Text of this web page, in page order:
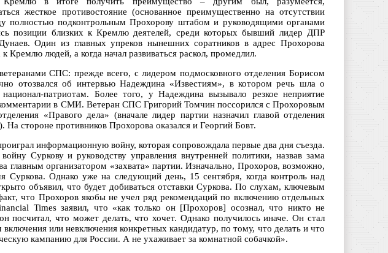
жесткое противостояние (основанное преимущественно на отсутствии
полностью подконтрольным Прохорову штабом и руководящими органами
позиции близких к Кремлю деятелей, среди которых бывший лидер ДПР
Один из главных упреков нынешних соратников в адрес Прохорова
Кремлю людей, а когда начал развиваться раскол, промедлил.
СПС: прежде всего, с лидером подмосковного отделения Борисом
отозвался об интервью Надеждина «Известиям», в котором речь шла о
патриотам. Более того, у Надеждина вызывало резкое неприятие
комментарии в СМИ. Ветеран СПС Григорий Томчин поссорился с Прохоровым
«Правого дела» (вначале лидер партии назначил главой отделения
стороне противников Прохорова оказался и Георгий Бовт.
информационную войну, которая сопровождала первые два дня съезда.
Суркову и руководству управления внутренней политики, назвав зама
главным организатором «захвата» партии. Изначально, Прохоров, возможно,
Суркова. Однако уже на следующий день, 15 сентября, когда контроль над
объявил, что будет добиваться отставки Суркова. По слухам, ключевым
что Прохоров якобы не учел ряд рекомендаций по включению отдельных
Times заявил, что «как только он [Прохоров] осознал, что никто не
посчитал, что может делать, что хочет. Однако получилось иначе. Он стал
или невключения конкретных кандидатур, по тому, что делать и что
кампанию для России. А не ухаживает за комнатной собачкой».